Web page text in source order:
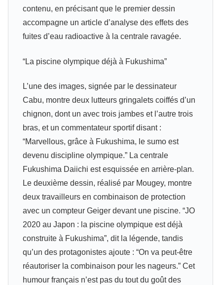
contenu, en précisant que le premier dessin
accompagne un article d’analyse des effets des
fuites d’eau radioactive à la centrale ravagée.
“La piscine olympique déjà à Fukushima”
L’une des images, signée par le dessinateur
Cabu, montre deux lutteurs gringalets coiffés d’un
chignon, dont un avec trois jambes et l’autre trois
bras, et un commentateur sportif disant :
“Marvellous, grâce à Fukushima, le sumo est
devenu discipline olympique.” La centrale
Fukushima Daiichi est esquissée en arrière-plan.
Le deuxième dessin, réalisé par Mougey, montre
deux travailleurs en combinaison de protection
avec un compteur Geiger devant une piscine. “JO
2020 au Japon : la piscine olympique est déjà
construite à Fukushima”, dit la légende, tandis
qu’un des protagonistes ajoute : “On va peut-être
réautoriser la combinaison pour les nageurs.” Cet
humour français n’est pas du tout du goût des